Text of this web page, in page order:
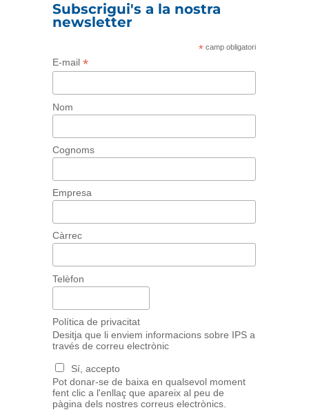
Subscrigui's a la nostra
newsletter
*camp obligatori
E-mail *
Nom
Cognoms
Empresa
Càrrec
Telèfon
Política de privacitat
Desitja que li enviem informacions sobre IPS a
través de correu electrònic
Sí, accepto
Pot donar-se de baixa en qualsevol moment
fent clic a l'enllaç que apareix al peu de
pàgina dels nostres correus electrònics.